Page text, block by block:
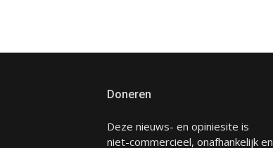
Doneren
Deze nieuws- en opiniesite is
niet-commercieel, onafhankelijk en